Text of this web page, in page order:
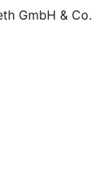
GmbH & Co.